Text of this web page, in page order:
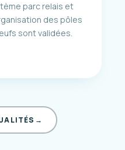
parc relais et
des pôles
sont validées.
→